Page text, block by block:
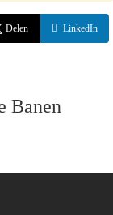
Delen LinkedIn
Banen